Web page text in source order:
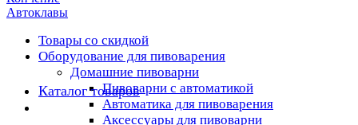
Автоклавы
Товары со скидкой
Оборудование для пивоварения
Домашние пивоварни
Пивоварни с автоматикой
Автоматика для пивоварения
Аксессуары для пивоварни
Каталог товаров